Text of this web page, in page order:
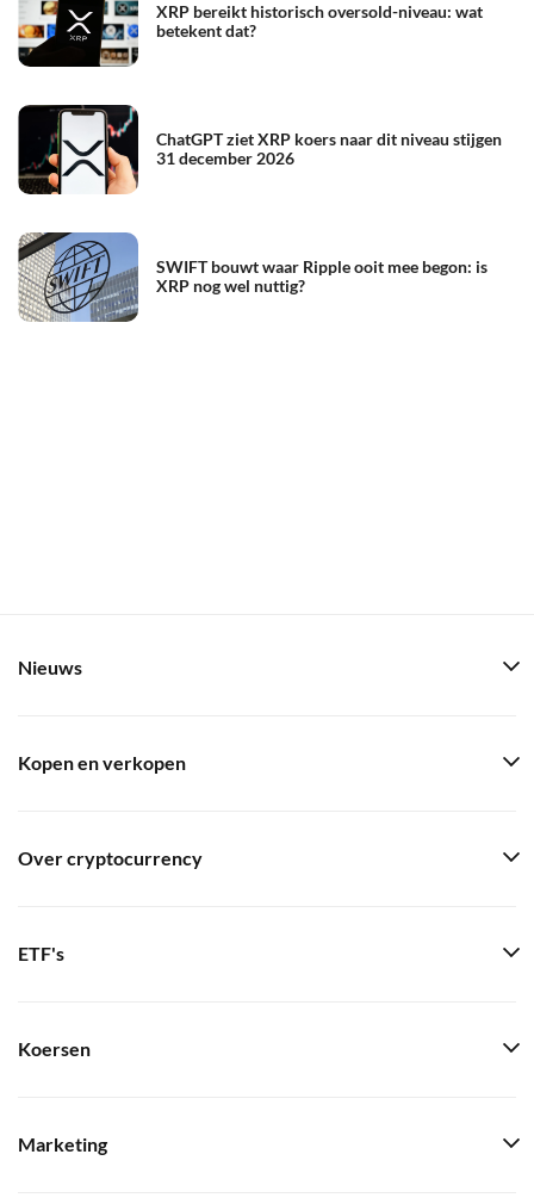
XRP bereikt historisch oversold-niveau: wat
betekent dat?
ChatGPT ziet XRP koers naar dit niveau stijgen
31 december 2026
SWIFT bouwt waar Ripple ooit mee begon: is
XRP nog wel nuttig?
Nieuws
Kopen en verkopen
Over cryptocurrency
ETF's
Koersen
Marketing